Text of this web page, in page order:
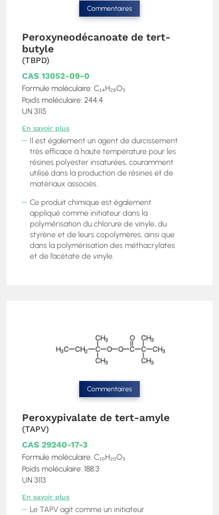
Commentaires
Peroxyneodécanoate de tert-
butyle
(TBPD)
CAS 13052-09-0
Formule moléculaire: C₁₄H₂₈O₃
Poids moléculaire: 244.4
UN 3115
En savoir plus
Il est également un agent de durcissement
très efficace à haute température pour les
résines polyester insaturées, couramment
utilisé dans la production de résines et de
matériaux associés.
Ce produit chimique est également
appliqué comme initiateur dans la
polymérisation du chlorure de vinyle, du
styrène et de leurs copolymères, ainsi que
dans la polymérisation des méthacrylates
et de l’acétate de vinyle.
Commentaires
Peroxypivalate de tert-amyle
(TAPV)
CAS 29240-17-3
Formule moléculaire: C₁₀H₂₀O₃
Poids moléculaire: 188.3
UN 3113
En savoir plus
Le TAPV agit comme un initiateur